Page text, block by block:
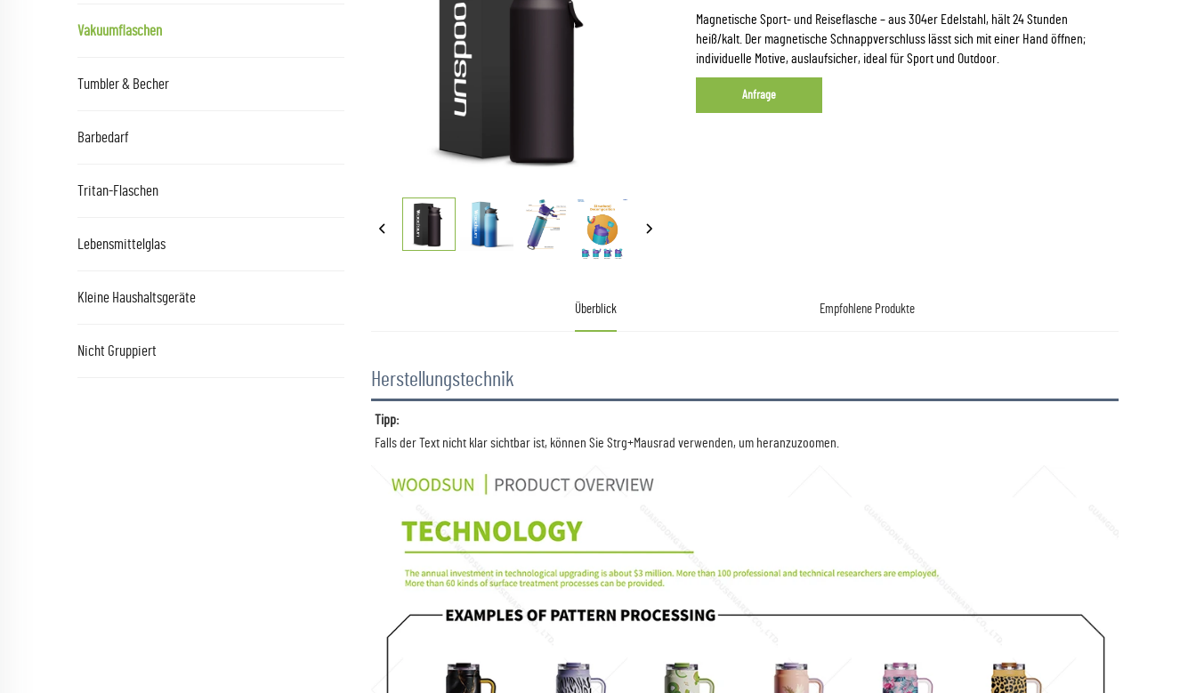
Vakuumflaschen
Tumbler & Becher
Barbedarf
Tritan-Flaschen
Lebensmittelglas
Kleine Haushaltsgeräte
Nicht Gruppiert
Magnetische Sport- und Reiseflasche – aus 304er Edelstahl, hält 24 Stunden
heiß/kalt. Der magnetische Schnappverschluss lässt sich mit einer Hand öffnen;
individuelle Motive, auslaufsicher, ideal für Sport und Outdoor.
Anfrage
Überblick Empfohlene Produkte
Herstellungstechnik
Tipp:
Falls der Text nicht klar sichtbar ist, können Sie Strg+Mausrad verwenden, um heranzuzoomen.